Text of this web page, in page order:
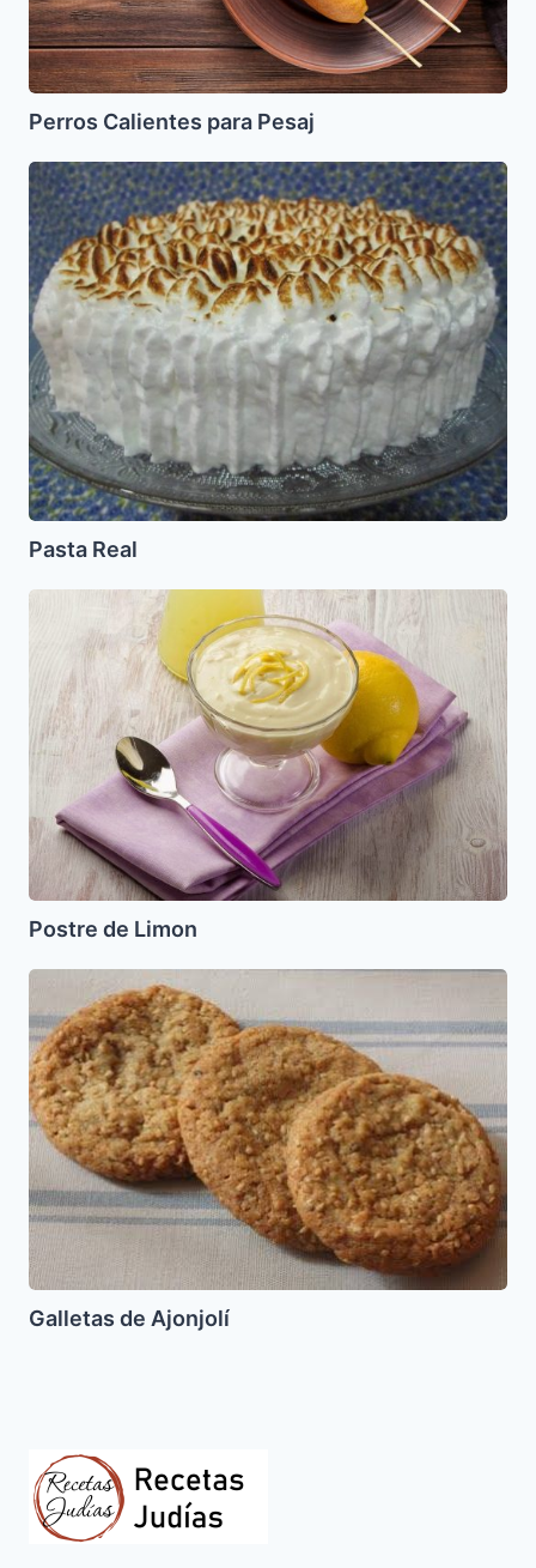
Perros Calientes para Pesaj
Pasta
Real
Pasta Real
Postre
Postre de Limon
Galletas
de
Ajonjolí
Galletas de Ajonjolí